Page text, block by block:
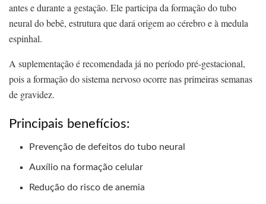
antes e durante a gestação. Ele participa da formação do tubo
neural do bebê, estrutura que dará origem ao cérebro e à medula
espinhal.
A suplementação é recomendada já no período pré-gestacional,
pois a formação do sistema nervoso ocorre nas primeiras semanas
de gravidez.
Principais benefícios:
Prevenção de defeitos do tubo neural
Auxílio na formação celular
Redução do risco de anemia